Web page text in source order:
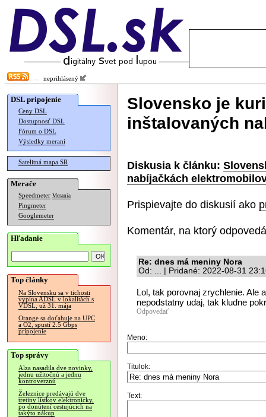
neprihlásený
DSL pripojenie
Ceny DSL
Dostupnosť DSL
Fórum o DSL
Výsledky meraní
Satelitná mapa SR
Merače
Speedmeter Merania
Pingmeter
Googlemeter
Hľadanie
Top články
Na Slovensku sa v tichosti
vypína ADSL v lokalitách s
VDSL, už 31. mája
Orange sa doťahuje na UPC
a O2, spustí 2.5 Gbps
pripojenie
Top správy
Alza nasadila dve novinky,
jednu užitočnú a jednu
kontroverznú
Železnice predávajú dve
tretiny lístkov elektronicky,
po donútení cestujúcich na
takýto nákup
Slovensko je
inštalovaných
Diskusia k článku:
nabíjačkách
Prispievajte do diskusií ako
Komentár, na ktorý
Re: dnes má meniny Nora
Od: ... | Pridané: 2022-08-31
Lol, tak porovnaj zrychlenie. Ale
nepodstatny udaj, tak kludne
Odpovedať
Meno:
Titulok:
Text: